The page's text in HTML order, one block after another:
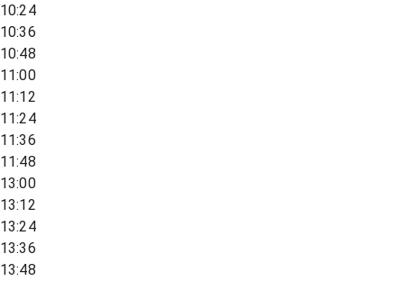
10:24
10:36
10:48
11:00
11:12
11:24
11:36
11:48
13:00
13:12
13:24
13:36
13:48